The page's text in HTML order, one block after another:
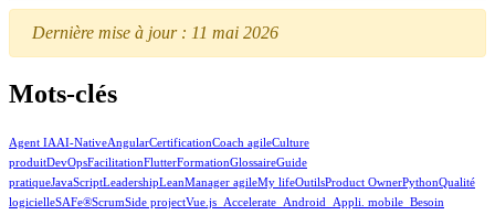
Dernière mise à jour : 11 mai 2026
Mots-clés
Agent IAAI-NativeAngularCertificationCoach agileCulture
produitDevOpsFacilitationFlutterFormationGlossaireGuide
pratiqueJavaScriptLeadershipLeanManager agileMy lifeOutilsProduct OwnerPythonQualité
logicielleSAFe®ScrumSide projectVue.js _Accelerate _Android _Appli. mobile _Besoin